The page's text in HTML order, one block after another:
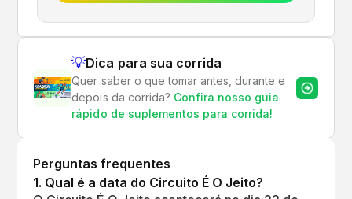
💡Dica para sua corrida
Quer saber o que tomar antes, durante e
depois da corrida? Confira nosso guia
rápido de suplementos para corrida!
Perguntas frequentes
1. Qual é a data do Circuito É O Jeito?